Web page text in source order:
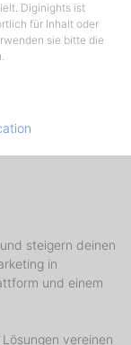
Diginights ist
für Inhalt oder
sie bitte die
steigern deinen
in
und einem
vereinen